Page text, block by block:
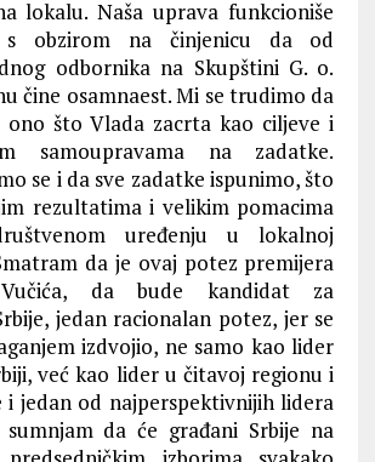
lokalu. Naša uprava funkcioniše
s obzirom na činjenicu da od
odbornika na Skupštini G. o.
čine osamnaest. Mi se trudimo da
ono što Vlada zacrta kao ciljeve i
samoupravama na zadatke.
se i da sve zadatke ispunimo, što
rezultatima i velikim pomacima
uređenju u lokalnoj
da je ovaj potez premijera
Vučića, da bude kandidat za
jedan racionalan potez, jer se
izdvojio, ne samo kao lider
već kao lider u čitavoj regionu i
i jedan od najperspektivnijih lidera
da će građani Srbije na